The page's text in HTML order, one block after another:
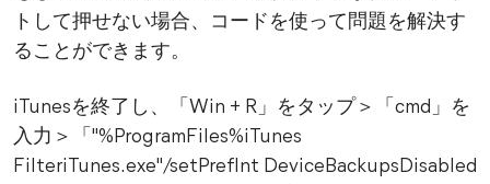
トして押せない場合、コードを使って問題を解決す
ることができます。
iTunesを終了し、「Win + R」をタップ＞「cmd」を
入力＞「"%ProgramFiles%iTunes
FilteriTunes.exe"/setPrefInt DeviceBackupsDisabled